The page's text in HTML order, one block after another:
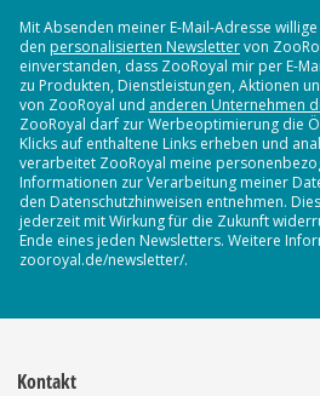
Mit Absenden meiner E-Mail-Adresse
den personalisierten Newslettervon
einverstanden, dass ZooRoyal mir per E-
zu Produkten, Dienstleistungen, Aktionen
von ZooRoyal und anderen Unternehmen
ZooRoyal darf zur Werbeoptimierung die
Klicks auf enthaltene Links erheben und
verarbeitet ZooRoyal meine
Informationen zur Verarbeitung meiner
den Datenschutzhinweisen entnehmen.
jederzeit mit Wirkung für die Zukunft
Ende eines jeden Newsletters. Weitere
zooroyal.de/newsletter/.
Kontakt